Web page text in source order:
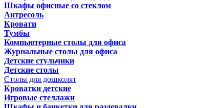
Шкафы офисные со стеклом
Антресоль
Кровати
Тумбы
Компьютерные столы для офиса
Журнальные столы для офиса
Детские стульчики
Детские столы
Столы для дошколят
Кроватки детские
Игровые стеллажи